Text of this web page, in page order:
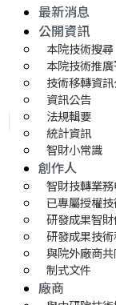
最新消息
公開資訊
本院技術搜尋
本院技術推
技術移轉資
資訊公告
法規輯要
統計資訊
智財小常識
創作人
智財技轉業
已專屬授權
研發成果智
研發成果技
與院外廠商
制式文件
廠商